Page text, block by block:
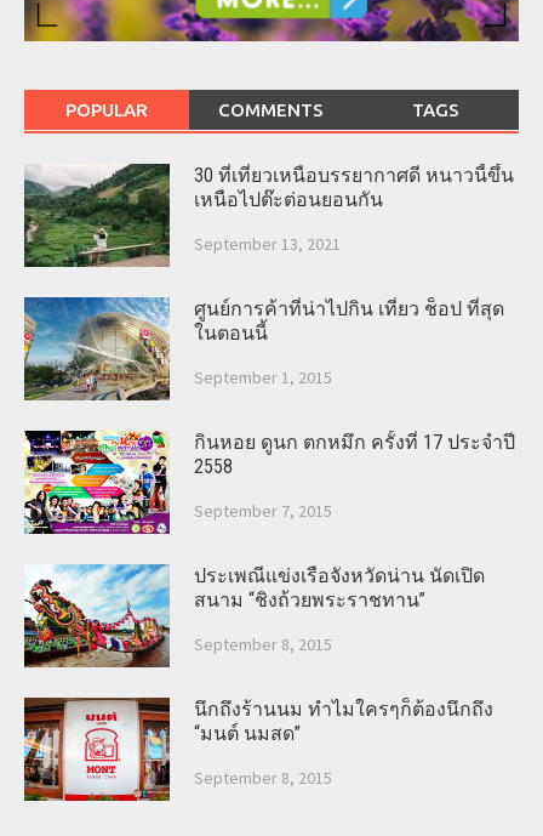
POPULAR COMMENTS TAGS
30 ที่เที่ยวเหนือบรรยากาศดี หนาวนี้ขึ้น
เหนือไปต๊ะต่อนยอนกัน
September 13, 2021
ศูนย์การค้าที่น่าไปกิน เที่ยว ช็อป ที่สุด
ในตอนนี้
September 1, 2015
กินหอย ดูนก ตกหมึก ครั้งที่ 17 ประจำปี
2558
September 7, 2015
ประเพณีแข่งเรือจังหวัดน่าน นัดเปิด
สนาม “ชิงถ้วยพระราชทาน”
September 8, 2015
นึกถึงร้านนม ทำไมใครๆก็ต้องนึกถึง
“มนต์ นมสด”
September 8, 2015